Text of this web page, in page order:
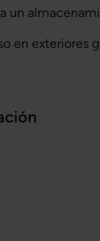
un
en exteriores